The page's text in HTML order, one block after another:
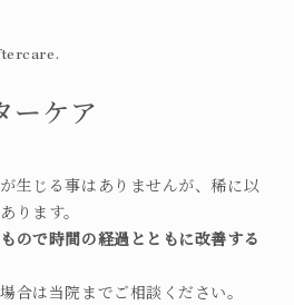
ーケア
生じる事はありませんが、稀に以
ります。
ので時間の経過とともに改善する
合は当院までご相談ください。